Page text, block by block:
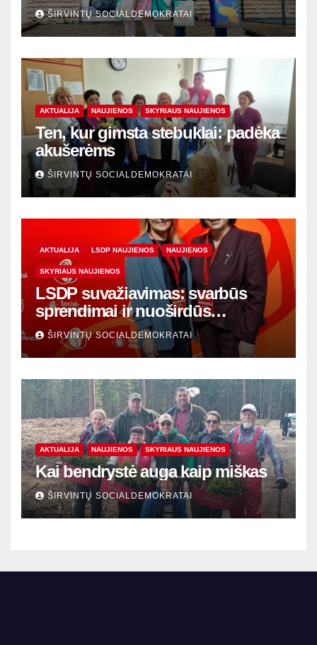
ŠIRVINTŲ SOCIALDEMOKRATAI
AKTUALIJA NAUJIENOS SKYRIAUS NAUJIENOS
Ten, kur gimsta stebuklai: padėka
akušerėms
ŠIRVINTŲ SOCIALDEMOKRATAI
AKTUALIJA LSDP NAUJIENOS NAUJIENOS
SKYRIAUS NAUJIENOS
LSDP suvažiavimas: svarbūs
sprendimai ir nuoširdūs
susitikimai
ŠIRVINTŲ SOCIALDEMOKRATAI
AKTUALIJA NAUJIENOS SKYRIAUS NAUJIENOS
Kai bendrystė auga kaip miškas
ŠIRVINTŲ SOCIALDEMOKRATAI